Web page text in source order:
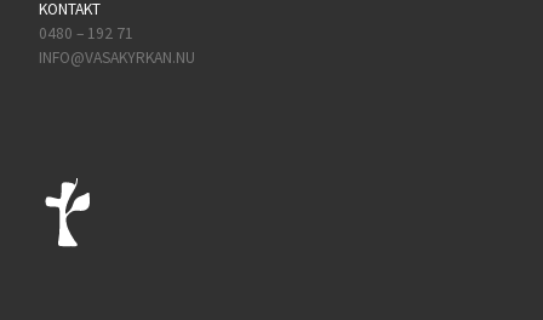
KONTAKT
0480 – 192 71
INFO@VASAKYRKAN.NU